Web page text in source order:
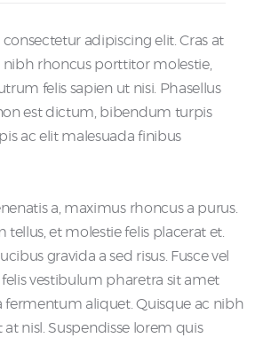
adipiscing elit. Cras at
rhoncus porttitor molestie,
felis sapien ut nisi. Phasellus
est dictum, bibendum turpis
ac elit malesuada finibus
a, maximus rhoncus a purus.
et molestie felis placerat et.
gravida a sed risus. Fusce vel
vestibulum pharetra sit amet
fermentum aliquet. Quisque ac nibh
at nisl. Suspendisse lorem quis